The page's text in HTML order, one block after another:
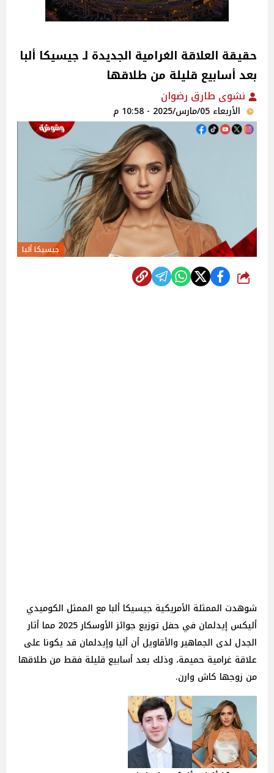
حقيقة العلاقة الغرامية الجديدة لـ جيسيكا ألبا
بعد أسابيع قليلة من طلاقها
نشوى طارق رضوان
الأربعاء 05/مارس/2025 - 10:58 م
جيسيكا ألبا
شارك
شوهدت الممثلة الأمريكية جيسيكا ألبا مع الممثل الكوميدي
أليكس إيدلمان في حفل توزيع جوائز الأوسكار 2025 مما أثار
الجدل لدى الجماهير والأقاويل أن أليا وإيدلمان قد يكونا على
علاقة غرامية حميمة، وذلك بعد أسابيع قليلة فقط من طلاقها
من زوجها كاش وارن.